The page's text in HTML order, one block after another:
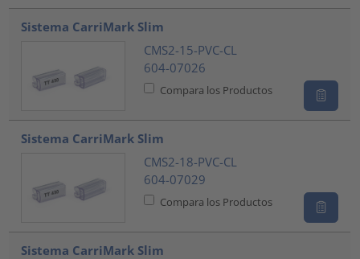
Sistema CarriMark Slim
CMS2-15-PVC-CL
604-07026
Compara los Productos
Sistema CarriMark Slim
CMS2-18-PVC-CL
604-07029
Compara los Productos
Sistema CarriMark Slim